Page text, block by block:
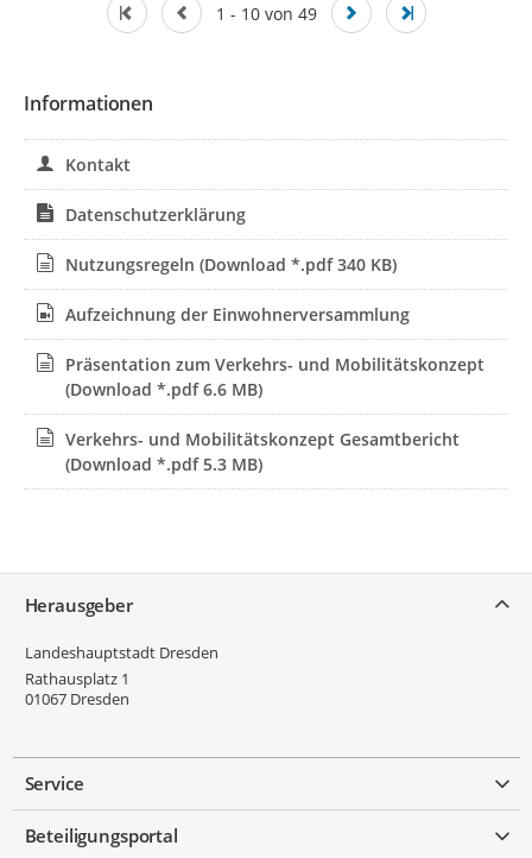
1 - 10 von 49
Informationen
Kontakt
Datenschutzerklärung
Nutzungsregeln (Download *.pdf 340 KB)
Aufzeichnung der Einwohnerversammlung
Präsentation zum Verkehrs- und Mobilitätskonzept
(Download *.pdf 6.6 MB)
Verkehrs- und Mobilitätskonzept Gesamtbericht
(Download *.pdf 5.3 MB)
Herausgeber
Landeshauptstadt Dresden
Rathausplatz 1
01067 Dresden
Service
Beteiligungsportal